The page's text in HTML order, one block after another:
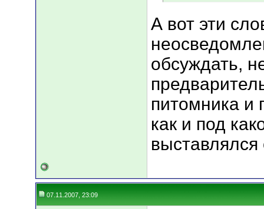
А вот эти
обсуждать,
питомника и
как и под
выставлялся
07.11.2007, 23:09